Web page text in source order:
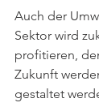
Auch der
Sektor wird
profitieren,
Zukunft
gestaltet